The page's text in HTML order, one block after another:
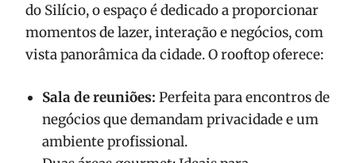
do Silício, o espaço é dedicado a proporcionar
momentos de lazer, interação e negócios, com
vista panorâmica da cidade. O rooftop oferece:
Sala de reuniões: Perfeita para encontros de
negócios que demandam privacidade e um
ambiente profissional.